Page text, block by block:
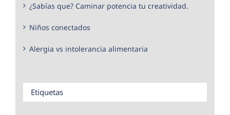
¿Sabías que? Caminar potencia tu creatividad.
Niños conectados
Alergia vs intolerancia alimentaria
Etiquetas